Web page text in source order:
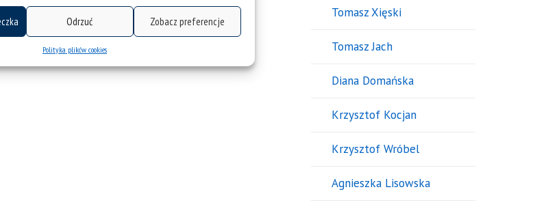
Odrzuć Zobacz preferencje
Polityka plików cookies
Tomasz Xięski
Tomasz Jach
Diana Domańska
Krzysztof Kocjan
Krzysztof Wróbel
Agnieszka Lisowska